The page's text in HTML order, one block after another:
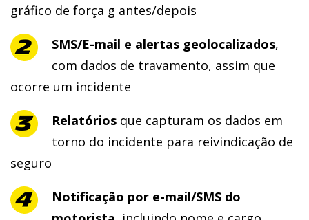
gráfico de força g antes/depois
SMS/E-mail e alertas geolocalizados,
com dados de travamento, assim que
ocorre um incidente
Relatórios que capturam os dados em
torno do incidente para reivindicação de
seguro
Notificação por e-mail/SMS do